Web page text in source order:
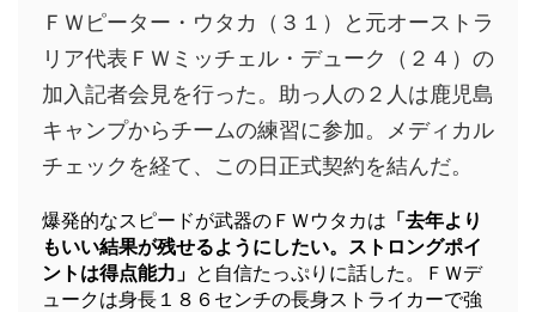
ＦＷピーター・ウタカ（３１）と元オーストラ
リア代表ＦＷミッチェル・デューク（２４）の
加入記者会見を行った。助っ人の２人は鹿児島
キャンプからチームの練習に参加。メディカル
チェックを経て、この日正式契約を結んだ。
爆発的なスピードが武器のＦＷウタカは 「去年より
もいい結果が残せるようにしたい。ストロングポイ
ントは得点能力」 と自信たっぷりに話した。ＦＷデ
ュークは身長１８６センチの長身ストライカーで強